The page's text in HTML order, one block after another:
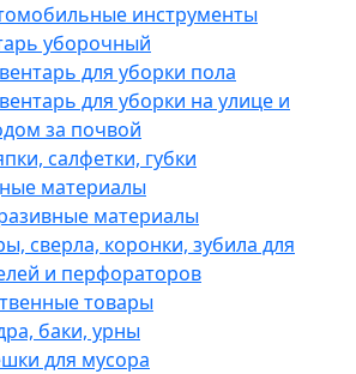
инструменты
уборочный
для уборки пола
для уборки на улице и
за почвой
салфетки, губки
материалы
материалы
сверла, коронки, зубила для
и перфораторов
товары
баки, урны
для мусора